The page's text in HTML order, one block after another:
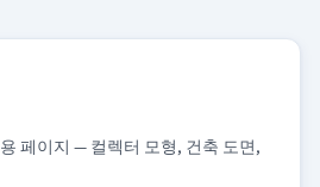
페이지 — 컬렉터 모형, 건축 도면,